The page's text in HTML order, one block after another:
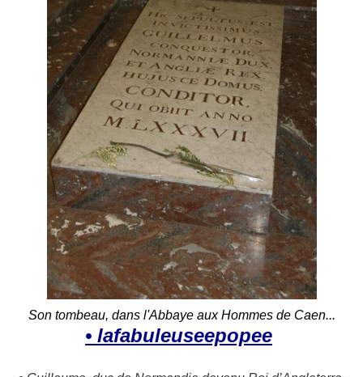
Son tombeau, dans l'Abbaye aux Hommes de Caen...
• lafabuleuseepopee